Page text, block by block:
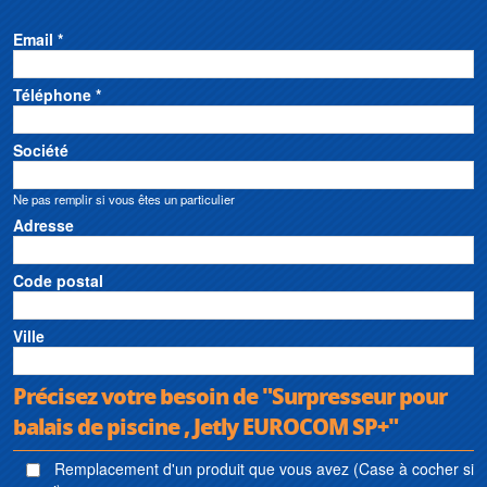
Email *
Téléphone *
Société
Ne pas remplir si vous êtes un particulier
Adresse
Code postal
Ville
Précisez votre besoin de "Surpresseur pour
balais de piscine , Jetly EUROCOM SP+"
Remplacement d'un produit que vous avez (Case à cocher si